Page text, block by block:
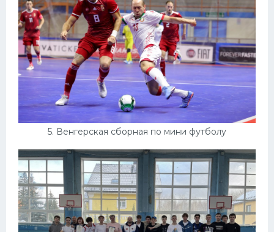
5. Венгерская сборная по мини футболу